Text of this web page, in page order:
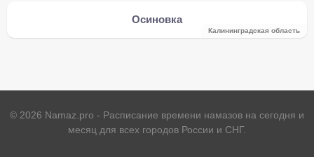
Осиновка
Калининградская область
© 2026 Namaz.pro - Расписание времени намазов на сегодня и
месяц для всех городов России и СНГ.